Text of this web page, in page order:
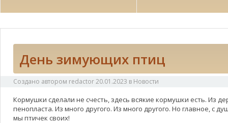
День зимующих птиц
Создано автором redactor20.01.2023 в Новости
Кормушки сделали не счесть, здесь всякие кормушки есть. Из
пенопласта. Из много другого. Из много другого. Но главное, с
мы птичек своих!